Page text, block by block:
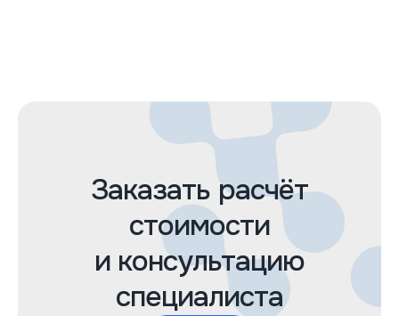
Заказать расчёт
стоимости
и консультацию
специалиста